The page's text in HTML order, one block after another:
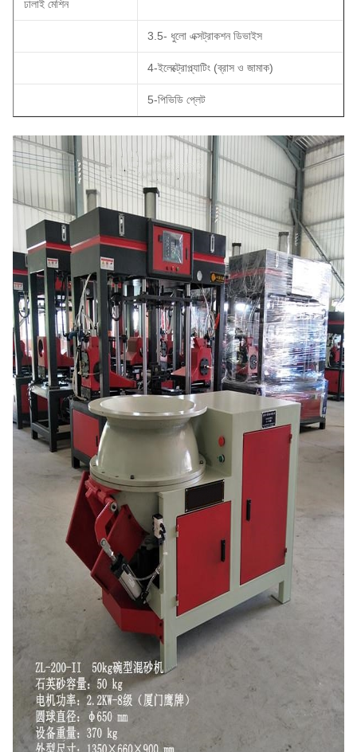
ঢালাই মেশিন
3.5- ধুলো এক্সট্রাকশন ডিভাইস
4-ইলেক্ট্রোপ্ল্যাটিং (ব্রাস ও জামাক)
5-পিভিডি প্লেট